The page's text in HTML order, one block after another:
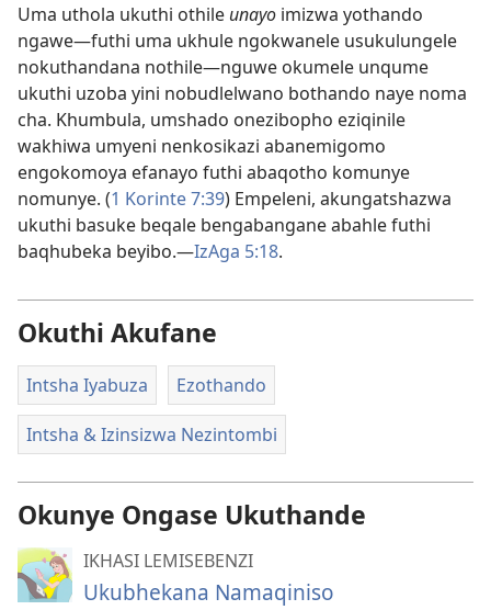
Uma uthola ukuthi othile unayo imizwa yothando
ngawe​—futhi uma ukhule ngokwanele usukulungele
nokuthandana nothile—​nguwe okumele unqume
ukuthi uzoba yini nobudlelwano bothando naye noma
cha. Khumbula, umshado onezibopho eziqinile
wakhiwa umyeni nenkosikazi abanemigomo
engokomoya efanayo futhi abaqotho komunye
nomunye. (1 Korinte 7:​39) Empeleni, akungatshazwa
ukuthi basuke beqale bengabangane abahle futhi
baqhubeka beyibo.—IzAga 5:18.
Okuthi Akufane
Intsha Iyabuza Ezothando
Intsha & Izinsizwa Nezintombi
Okunye Ongase Ukuthande
IKHASI LEMISEBENZI
Ukubhekana Namaqiniso